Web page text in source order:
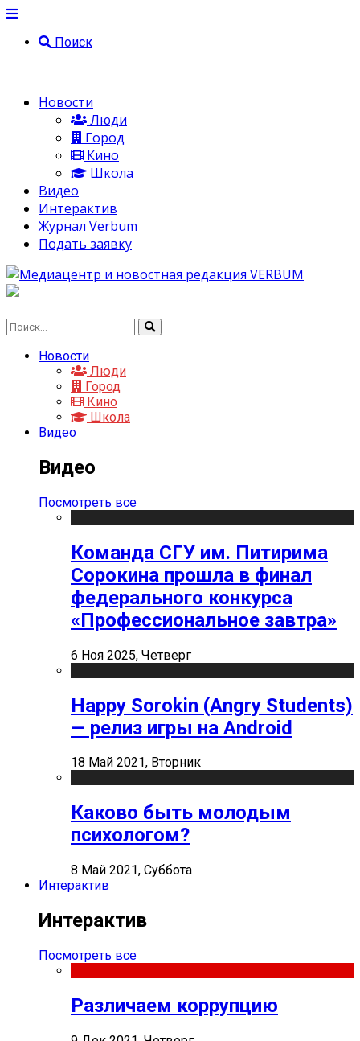
Поиск
Новости
Люди
Город
Кино
Школа
Видео
Интерактив
Журнал Verbum
Подать заявку
Новости
Люди
Город
Кино
Школа
Видео
Видео
Посмотреть все
Команда СГУ им. Питирима
Сорокина прошла в финал
федерального конкурса
«Профессиональное завтра»
6 Ноя 2025, Четверг
Happy Sorokin (Angry Students)
— релиз игры на Android
18 Май 2021, Вторник
Каково быть молодым
психологом?
8 Май 2021, Суббота
Интерактив
Интерактив
Посмотреть все
Различаем коррупцию